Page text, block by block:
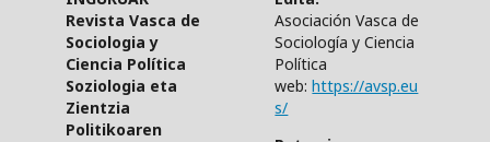
Revista Vasca de
Sociologia y
Ciencia Política
Soziologia eta
Zientzia
Politikoaren
Asociación Vasca de
Sociología y Ciencia
Política
web:https://avsp.eu
s/